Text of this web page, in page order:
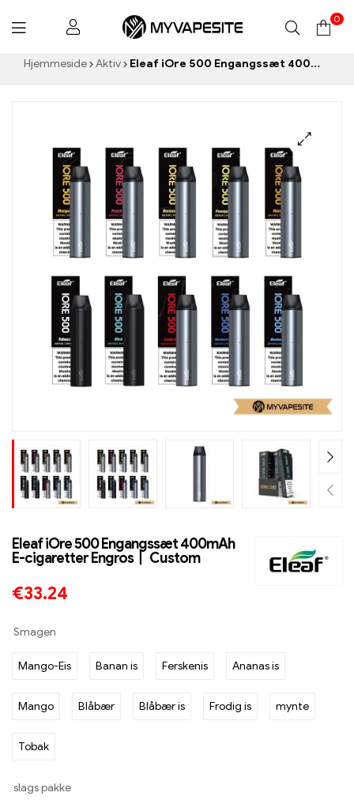
Myvapesite.de
0
Hjemmeside Aktiv Eleaf iOre 500 Engangssæt 400mAh E-cigaretter Engros丨 Custom
Eleaf iOre 500 Engangssæt 400mAh
E-cigaretter Engros丨 Custom
€33.24
Smagen
Mango-Eis Banan is Ferskenis Ananas is
Mango Blåbær Blåbær is Frodig is mynte
Tobak
slags pakke